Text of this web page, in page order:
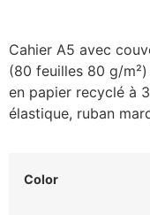
Cahier A5 avec
(80 feuilles 80 g/
en papier recyclé à
élastique, ruban
Color